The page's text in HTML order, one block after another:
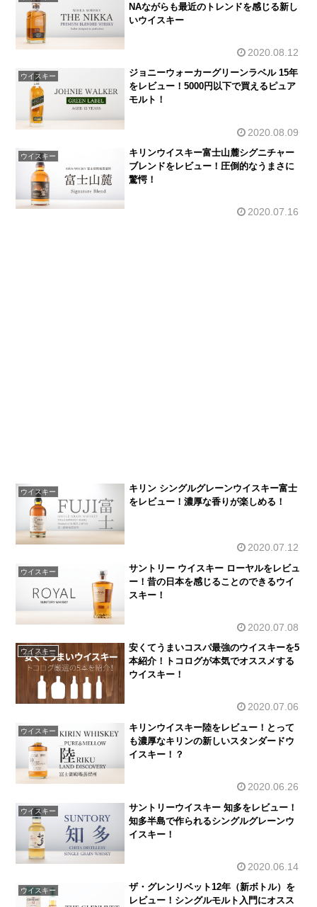
NAながらも最近のトレンドを感じる新し
いウイスキー
2020.08.12
ウイスキー
ジョニーウォーカーグリーンラベル 15年
をレビュー！5000円以下で買えるピュア
モルト！
2020.08.09
ウイスキー
キリンウイスキー富士山麓シグニチャー
ブレンドをレビュー！圧倒的なうまさに
驚愕！
2020.07.16
ウイスキー
キリン シングルグレーンウイスキー富士
をレビュー！濃厚な香りが楽しめる！
2020.07.12
ウイスキー
サントリー ウイスキー ローヤルをレビュ
ー！昔の日本を感じることのできるウイ
スキー！
2020.07.08
ウイスキー
安くてうまいコスパ最強のウイスキーを5
本紹介！トコログが本気でオススメする
ウイスキー！
2020.07.06
ウイスキー
キリンウイスキー陸をレビュー！とって
も濃厚なキリンの新しいスタンダードウ
イスキー！？
2020.06.26
ウイスキー
サントリーウイスキー 知多をレビュー！
知多半島で作られるシングルグレーンウ
イスキー！
2020.06.14
ウイスキー
ザ・グレンリベット12年（新ボトル）を
レビュー！シングルモルト入門にオスス